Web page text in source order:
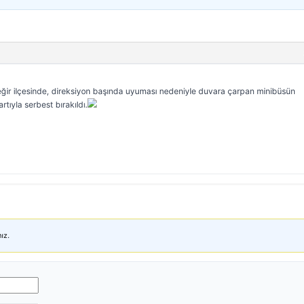
ilçesinde, direksiyon başında uyuması nedeniyle duvara çarpan minibüsün
serbest bırakıldı.